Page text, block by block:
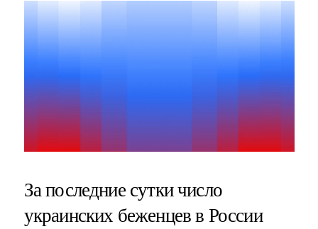
За последние сутки число
украинских беженцев в России